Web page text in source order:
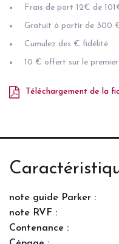
Frais de port 12€ de
Gratuit à partir de 300
Cumulez des € fidélité
10 € offert sur le
Téléchargement de la
note guide Parker :
note RVF :
Contenance :